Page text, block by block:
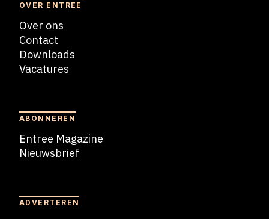
OVER ENTREE
Over ons
Contact
Downloads
Vacatures
ABONNEREN
Entree Magazine
Nieuwsbrief
ADVERTEREN